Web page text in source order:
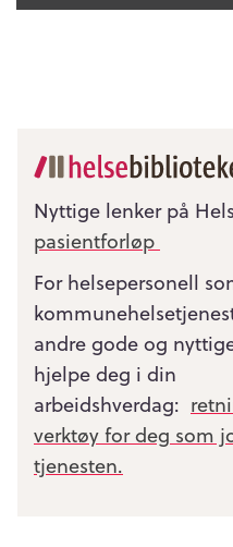
Nyttige lenker på
pasientforløp
For helsepersonell
andre gode og
hjelpe deg i din
arbeidshverdag:
verktøy for deg som
tjenesten.